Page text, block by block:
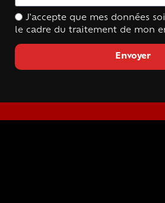
J'accepte que mes données
le cadre du traitement de mon
Envoyer